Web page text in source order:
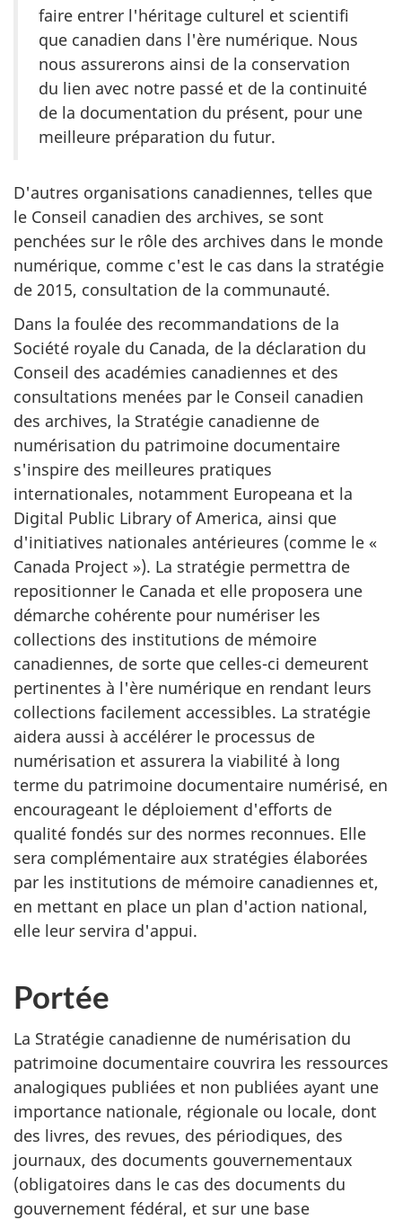
faire entrer l'héritage culturel et scientifi
que canadien dans l'ère numérique. Nous
nous assurerons ainsi de la conservation
du lien avec notre passé et de la continuité
de la documentation du présent, pour une
meilleure préparation du futur.
D'autres organisations canadiennes, telles que
le Conseil canadien des archives, se sont
penchées sur le rôle des archives dans le monde
numérique, comme c'est le cas dans la stratégie
de 2015, consultation de la communauté.
Dans la foulée des recommandations de la
Société royale du Canada, de la déclaration du
Conseil des académies canadiennes et des
consultations menées par le Conseil canadien
des archives, la Stratégie canadienne de
numérisation du patrimoine documentaire
s'inspire des meilleures pratiques
internationales, notamment Europeana et la
Digital Public Library of America, ainsi que
d'initiatives nationales antérieures (comme le «
Canada Project »). La stratégie permettra de
repositionner le Canada et elle proposera une
démarche cohérente pour numériser les
collections des institutions de mémoire
canadiennes, de sorte que celles-ci demeurent
pertinentes à l'ère numérique en rendant leurs
collections facilement accessibles. La stratégie
aidera aussi à accélérer le processus de
numérisation et assurera la viabilité à long
terme du patrimoine documentaire numérisé, en
encourageant le déploiement d'efforts de
qualité fondés sur des normes reconnues. Elle
sera complémentaire aux stratégies élaborées
par les institutions de mémoire canadiennes et,
en mettant en place un plan d'action national,
elle leur servira d'appui.
Portée
La Stratégie canadienne de numérisation du
patrimoine documentaire couvrira les ressources
analogiques publiées et non publiées ayant une
importance nationale, régionale ou locale, dont
des livres, des revues, des périodiques, des
journaux, des documents gouvernementaux
(obligatoires dans le cas des documents du
gouvernement fédéral, et sur une base